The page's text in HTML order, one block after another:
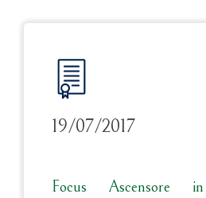
19/07/2017
Focus Ascensore